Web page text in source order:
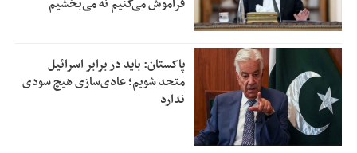
فراموش می‌کنیم نه می‌بخشیم
پاکستان: باید در برابر اسرائیل
متحد شویم؛ عادی‌سازی هیچ سودی
ندارد